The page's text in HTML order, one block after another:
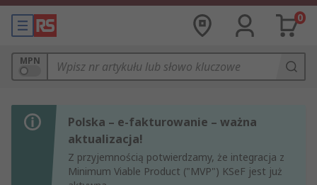
0
MPN
Polska – e-fakturowanie – ważna
aktualizacja!
Z przyjemnością potwierdzamy, że integracja z
Minimum Viable Product ("MVP") KSeF jest już